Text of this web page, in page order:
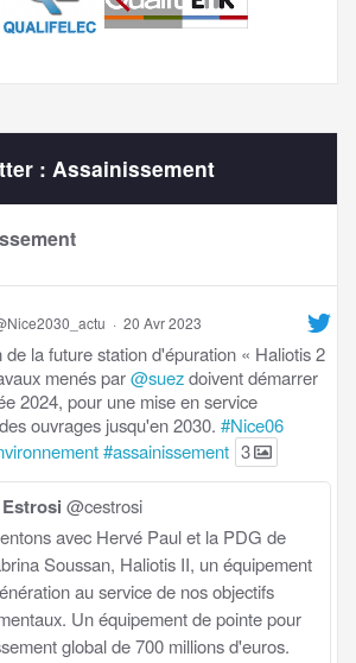
: Assainissement
· 20 Avr 2023
de la future station d'épuration « Haliotis 2
menés par@suezdoivent démarrer
2024, pour une mise en service
ouvrages jusqu'en 2030. #Nice06
#assainissement 3
@cestrosi
avec Hervé Paul et la PDG de
Soussan, Haliotis II, un équipement
au service de nos objectifs
Un équipement de pointe pour
global de 700 millions d'euros.